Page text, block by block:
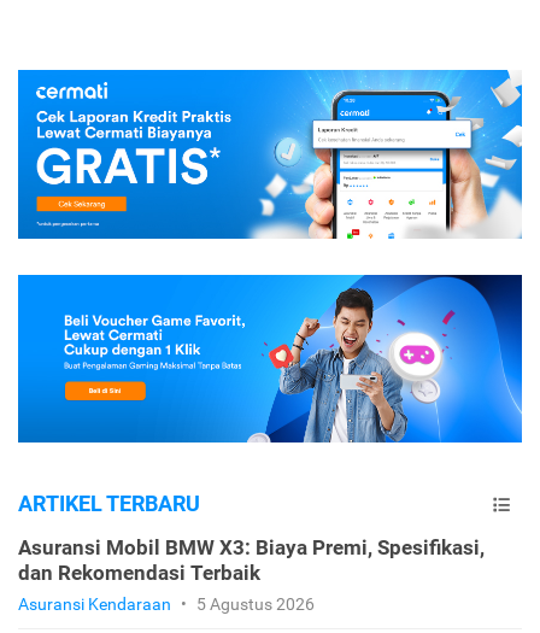
ARTIKEL TERBARU
Asuransi Mobil BMW X3: Biaya Premi, Spesifikasi,
dan Rekomendasi Terbaik
Asuransi Kendaraan • 5 Agustus 2026